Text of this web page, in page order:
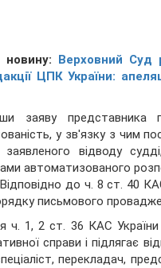
новину:
Верховний Суд
ЦПК України:
заяву
у зв'язку з чим
заявленого відводу
автоматизованого
до ч. 8 ст. 40
письмового
ч. 1, 2 ст. 36 КАС
справи і підлягає
перекладач,